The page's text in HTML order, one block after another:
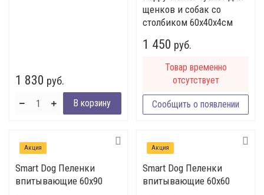
1 830 руб.
щенков и собак со
столбиком 60х40х4см
1 450 руб.
Товар временно
отсутствует
Сообщить о появлении
Акция
Smart Dog Пеленки
впитывающие 60х90
Акция
Smart Dog Пеленки
впитывающие 60х60